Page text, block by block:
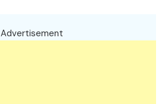
Advertisement